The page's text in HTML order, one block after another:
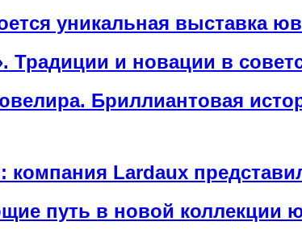
уникальная выставка
Традиции и новации в
Бриллиантовая
компания Lardaux
путь в новой коллекции